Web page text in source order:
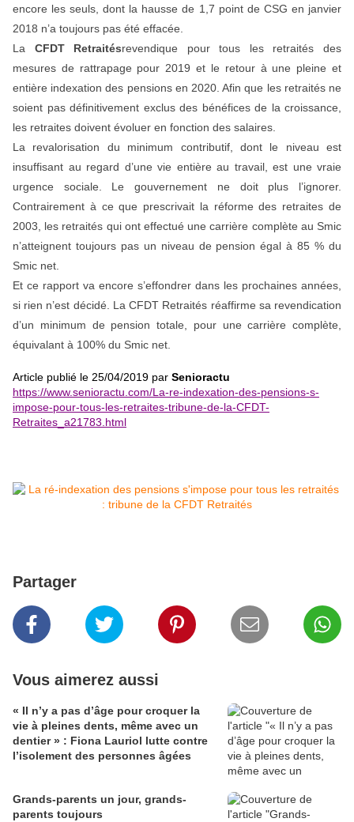
encore les seuls, dont la hausse de 1,7 point de CSG en janvier
2018 n’a toujours pas été effacée.
La CFDT Retraitésrevendique pour tous les retraités des
mesures de rattrapage pour 2019 et le retour à une pleine et
entière indexation des pensions en 2020. Afin que les retraités ne
soient pas définitivement exclus des bénéfices de la croissance,
les retraites doivent évoluer en fonction des salaires.
La revalorisation du minimum contributif, dont le niveau est
insuffisant au regard d’une vie entière au travail, est une vraie
urgence sociale. Le gouvernement ne doit plus l’ignorer.
Contrairement à ce que prescrivait la réforme des retraites de
2003, les retraités qui ont effectué une carrière complète au Smic
n’atteignent toujours pas un niveau de pension égal à 85 % du
Smic net.
Et ce rapport va encore s’effondrer dans les prochaines années,
si rien n’est décidé. La CFDT Retraités réaffirme sa revendication
d’un minimum de pension totale, pour une carrière complète,
équivalant à 100% du Smic net.
Article publié le 25/04/2019 par Senioractu
https://www.senioractu.com/La-re-indexation-des-pensions-s-
impose-pour-tous-les-retraites-tribune-de-la-CFDT-
Retraites_a21783.html
Partager
Vous aimerez aussi
« Il n’y a pas d’âge pour croquer la
vie à pleines dents, même avec un
dentier » : Fiona Lauriol lutte contre
l’isolement des personnes âgées
Grands-parents un jour, grands-
parents toujours